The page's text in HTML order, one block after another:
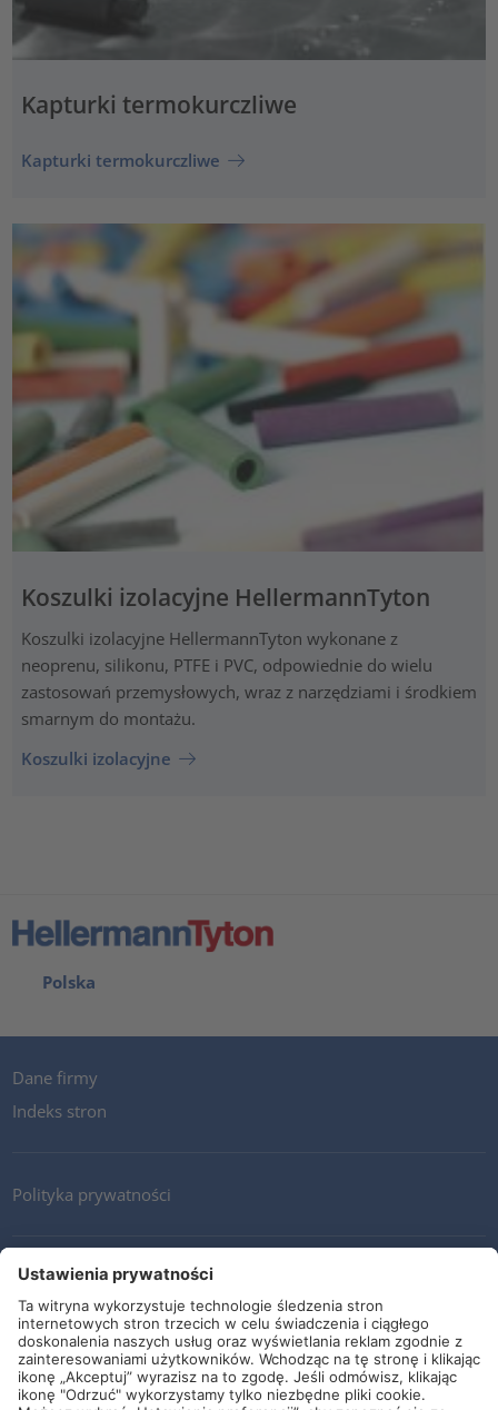
Kapturki termokurczliwe
Kapturki termokurczliwe
Koszulki izolacyjne HellermannTyton
Koszulki izolacyjne HellermannTyton wykonane z
neoprenu, silikonu, PTFE i PVC, odpowiednie do wielu
zastosowań przemysłowych, wraz z narzędziami i środkiem
smarnym do montażu.
Koszulki izolacyjne
Polska
Dane firmy
Indeks stron
Polityka prywatności
Kontakt
Newsletter